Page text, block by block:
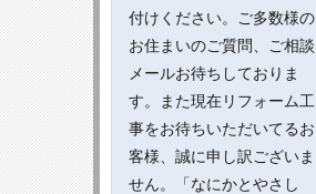
付けください。ご多数様の
お住まいのご質問、ご相談
メールお待ちしておりま
す。また現在リフォーム工
事をお待ちいただいてるお
客様、誠に申し訳ございま
せん。「なにかとやさし